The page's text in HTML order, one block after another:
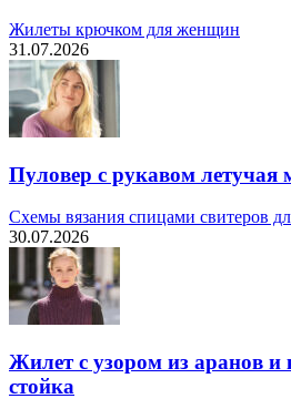
Жилеты крючком для женщин
31.07.2026
Пуловер с рукавом
Схемы вязания спицами свитеров
30.07.2026
Жилет с узором из аранов и
стойка